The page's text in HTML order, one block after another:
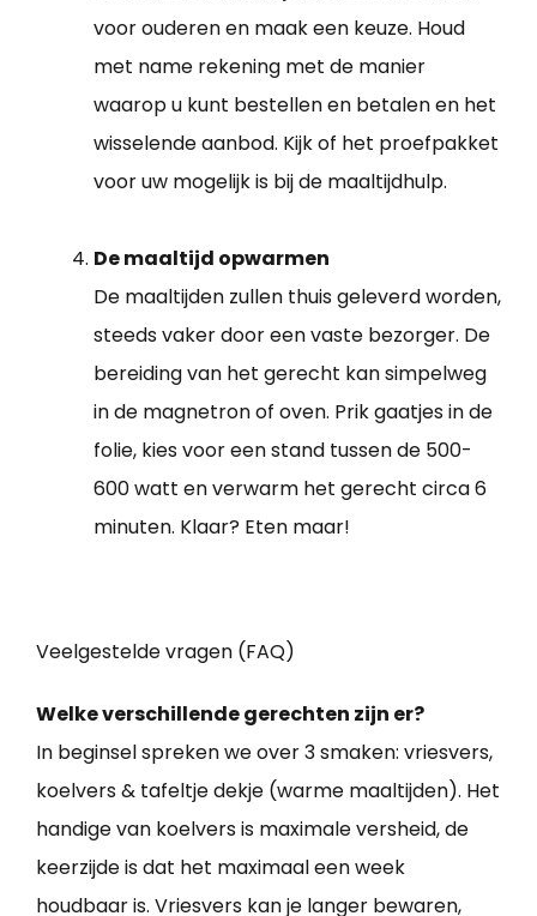
voor ouderen en maak een keuze. Houd
met name rekening met de manier
waarop u kunt bestellen en betalen en het
wisselende aanbod. Kijk of het proefpakket
voor uw mogelijk is bij de maaltijdhulp.
De maaltijd opwarmen
De maaltijden zullen thuis geleverd worden,
steeds vaker door een vaste bezorger. De
bereiding van het gerecht kan simpelweg
in de magnetron of oven. Prik gaatjes in de
folie, kies voor een stand tussen de 500-
600 watt en verwarm het gerecht circa 6
minuten. Klaar? Eten maar!
Veelgestelde vragen (FAQ)
Welke verschillende gerechten zijn er?
In beginsel spreken we over 3 smaken: vriesvers,
koelvers & tafeltje dekje (warme maaltijden). Het
handige van koelvers is maximale versheid, de
keerzijde is dat het maximaal een week
houdbaar is. Vriesvers kan je langer bewaren,